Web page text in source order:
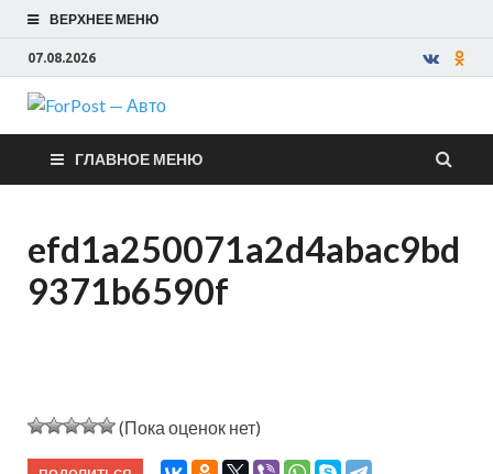
ВЕРХНЕЕ МЕНЮ
07.08.2026
ForPost —
Авто
ГЛАВНОЕ МЕНЮ
efd1a250071a2d4abac9bd
9371b6590f
(Пока оценок нет)